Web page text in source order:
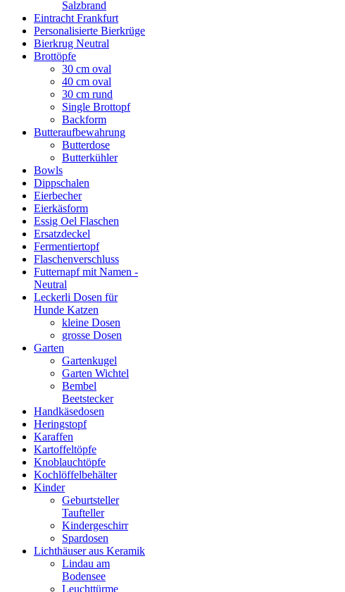
Salzbrand
Eintracht Frankfurt
Personalisierte Bierkrüge
Bierkrug Neutral
Brottöpfe
30 cm oval
40 cm oval
30 cm rund
Single Brottopf
Backform
Butteraufbewahrung
Butterdose
Butterkühler
Bowls
Dippschalen
Eierbecher
Eierkäsform
Essig Oel Flaschen
Ersatzdeckel
Fermentiertopf
Flaschenverschluss
Futternapf mit Namen -
Neutral
Leckerli Dosen für
Hunde Katzen
kleine Dosen
grosse Dosen
Garten
Gartenkugel
Garten Wichtel
Bembel
Beetstecker
Handkäsedosen
Heringstopf
Karaffen
Kartoffeltöpfe
Knoblauchtöpfe
Kochlöffelbehälter
Kinder
Geburtsteller
Taufteller
Kindergeschirr
Spardosen
Lichthäuser aus Keramik
Lindau am
Bodensee
Leuchttürme